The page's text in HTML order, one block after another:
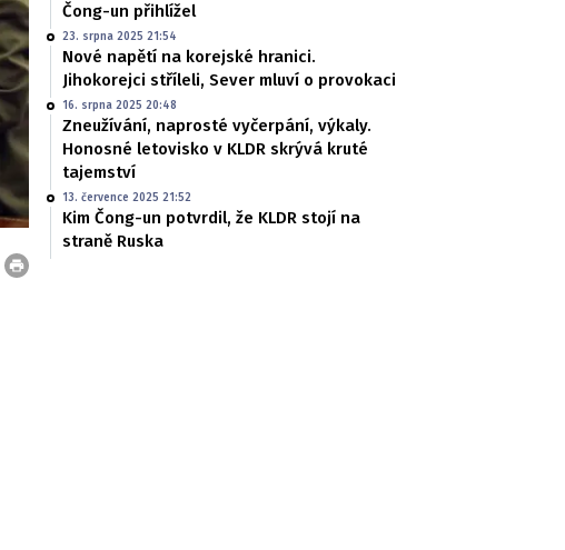
Čong-un přihlížel
23. srpna 2025 21:54
Nové napětí na korejské hranici.
Jihokorejci stříleli, Sever mluví o provokaci
16. srpna 2025 20:48
Zneužívání, naprosté vyčerpání, výkaly.
Honosné letovisko v KLDR skrývá kruté
tajemství
13. července 2025 21:52
Kim Čong-un potvrdil, že KLDR stojí na
straně Ruska